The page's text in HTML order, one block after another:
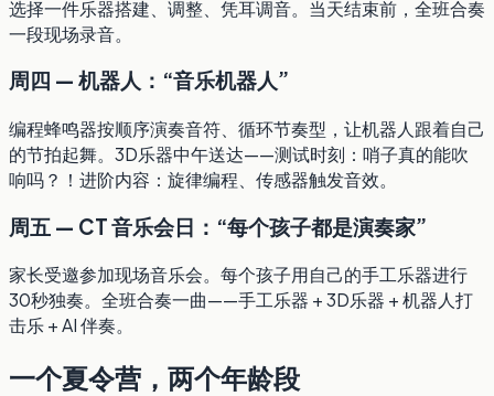
选择一件乐器搭建、调整、凭耳调音。当天结束前，全班合奏
一段现场录音。
周四 — 机器人：“音乐机器人”
编程蜂鸣器按顺序演奏音符、循环节奏型，让机器人跟着自己
的节拍起舞。3D乐器中午送达——测试时刻：哨子真的能吹
响吗？！进阶内容：旋律编程、传感器触发音效。
周五 — CT 音乐会日：“每个孩子都是演奏家”
家长受邀参加现场音乐会。每个孩子用自己的手工乐器进行
30秒独奏。全班合奏一曲——手工乐器 + 3D乐器 + 机器人打
击乐 + AI 伴奏。
一个夏令营，两个年龄段